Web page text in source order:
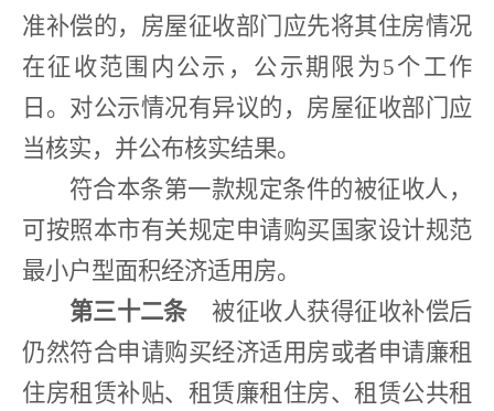
准补偿的，房屋征收部门应先将其住房情况
在征收范围内公示，公示期限为5个工作
日。对公示情况有异议的，房屋征收部门应
当核实，并公布核实结果。
符合本条第一款规定条件的被征收人，
可按照本市有关规定申请购买国家设计规范
最小户型面积经济适用房。
第三十二条
被征收人获得征收补偿后
仍然符合申请购买经济适用房或者申请廉租
住房租赁补贴、租赁廉租住房、租赁公共租